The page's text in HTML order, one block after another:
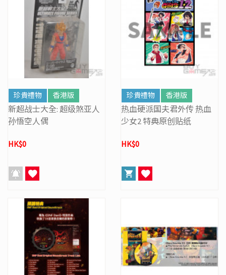
珍貴禮物 香港版
新超战士大全: 超级煞亚人
孙悟空人偶
HK$0
珍貴禮物 香港版
热血硬派国夫君外传 热血
少女2 特典原创贴纸
HK$0